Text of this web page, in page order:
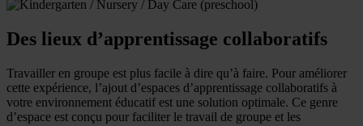
Des lieux d’apprentissage collaboratifs
Travailler en groupe est plus facile à dire qu’à faire. Pour améliorer
cette expérience, l’ajout d’espaces d’apprentissage collaboratifs à
votre environnement éducatif est une solution optimale. Ce genre
d’espace est conçu pour faciliter le travail de groupe et les